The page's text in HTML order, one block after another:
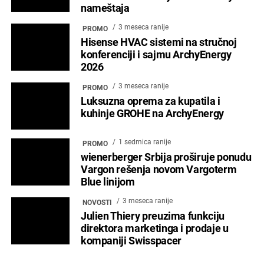
nameštaja
PROMO 3 meseca ranije
Hisense HVAC sistemi na stručnoj
konferenciji i sajmu ArchyEnergy
2026
PROMO 3 meseca ranije
Luksuzna oprema za kupatila i
kuhinje GROHE na ArchyEnergy
PROMO 1 sedmica ranije
wienerberger Srbija proširuje ponudu
Vargon rešenja novom Vargoterm
Blue linijom
NOVOSTI 3 meseca ranije
Julien Thiery preuzima funkciju
direktora marketinga i prodaje u
kompaniji Swisspacer